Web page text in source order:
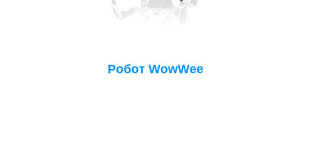
Робот WowWee